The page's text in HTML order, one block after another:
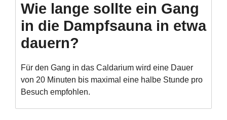
Wie lange sollte ein Gang
in die Dampfsauna in etwa
dauern?
Für den Gang in das Caldarium wird eine Dauer
von 20 Minuten bis maximal eine halbe Stunde pro
Besuch empfohlen.